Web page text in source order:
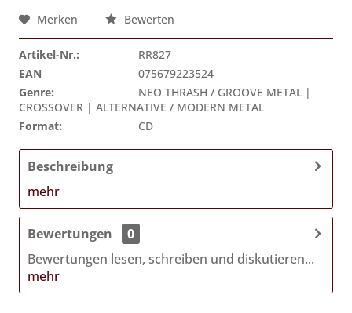
Merken Bewerten
Artikel-Nr.:
RR827
EAN
075679223524
Genre:
NEO THRASH / GROOVE METAL |
CROSSOVER | ALTERNATIVE / MODERN METAL
Format:
CD
Beschreibung
mehr
Bewertungen
0
Bewertungen lesen, schreiben und diskutieren...
mehr